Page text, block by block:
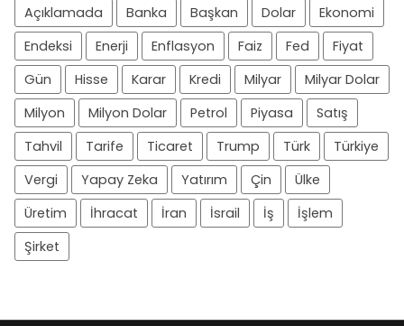
Açıklamada
Banka Başkan Dolar
Ekonomi
Endeksi
Enerji Enflasyon Faiz Fed
Fiyat
Gün
Hisse Karar Kredi Milyar
Milyar Dolar
Milyon
Milyon Dolar Petrol Piyasa
Satış
Tahvil
Tarife Ticaret Trump Türk
Türkiye
Vergi
Yapay Zeka Yatırım Çin
Ülke
Üretim
İhracat İran İsrail İş
İşlem
Şirket